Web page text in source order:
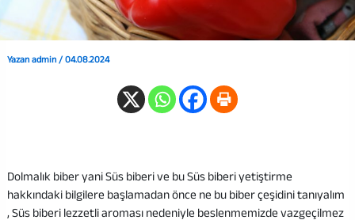
Yazan admin /04.08.2024
Dolmalık biber yani Süs biberi ve bu Süs biberi yetiştirme
hakkındaki bilgilere başlamadan önce ne bu biber çeşidini tanıyalım
, Süs biberi lezzetli aroması nedeniyle beslenmemizde vazgeçilmez